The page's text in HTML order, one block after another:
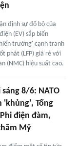
định sự đổ bộ của
(EV) sắp biến
trường' cạnh tranh
phát (LFP) giá rẻ với
(NMC) hiệu suất cao.
8/6: NATO
'khủng', Tổng
điện đàm,
Mỹ